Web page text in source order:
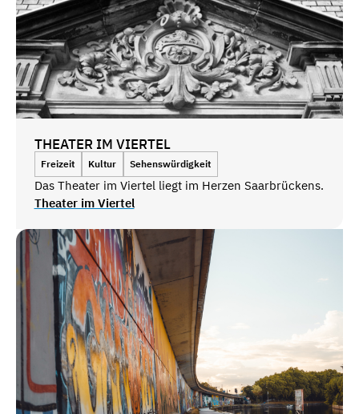
THEATER IM VIERTEL
Freizeit Kultur Sehenswürdigkeit
Das Theater im Viertel liegt im Herzen Saarbrückens.
Theater im Viertel